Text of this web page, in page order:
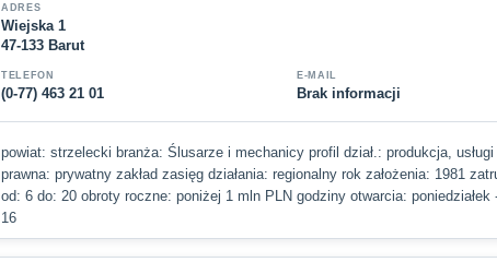
ADRES
Wiejska 1
47-133 Barut
TELEFON
(0-77) 463 21 01
E-MAIL
Brak informacji
powiat: strzelecki branża: Ślusarze i mechanicy profil dział.: produkcja,
prawna: prywatny zakład zasięg działania: regionalny rok założenia: 1981
od: 6 do: 20 obroty roczne: poniżej 1 mln PLN godziny otwarcia: poniedziałek
16